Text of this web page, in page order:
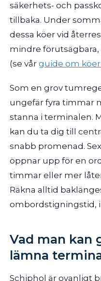
säkerhets- och
tillbaka. Under
dessa köer vid
mindre
(se vår guide om köer
Som en grov
ungefär fyra timmar
stanna i terminalen.
kan du ta dig till
snabb promenad.
öppnar upp för en
timmar eller mer
Räkna alltid
ombordstigningstid,
Vad man kan
lämna
Schiphol är ovanligt